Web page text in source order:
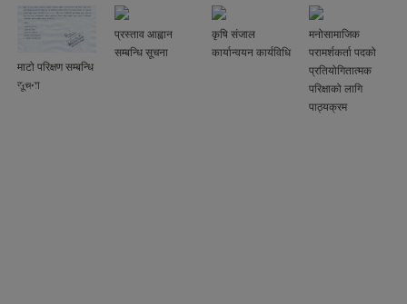
माटो परिक्षण सम्बन्धि
सूचना
प्रस्ताव आह्वान
सम्बन्धि सूचना
कृषि संजाल
कार्यान्वयन कार्यविधि
मनोसामाजिक
परामर्शकर्ता पदको
प्रतियोगितात्मक
परिक्षाको लागि
पाठ्यक्रम